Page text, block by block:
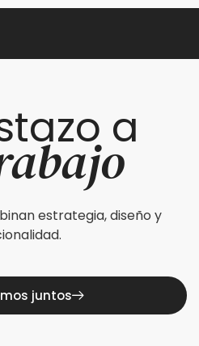
a
estrategia, diseño y
juntos